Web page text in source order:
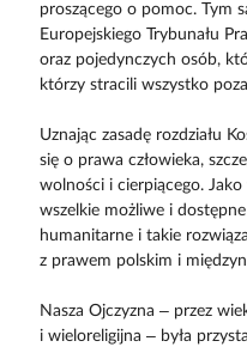
proszącego o pomoc. Tym
Europejskiego Trybunału
oraz pojedynczych osób,
którzy stracili wszystko
Uznając zasadę rozdziału
się o prawa człowieka,
wolności i cierpiącego.
wszelkie możliwe i
humanitarne i takie
z prawem polskim i
Nasza Ojczyzna – przez
i wieloreligijna – była